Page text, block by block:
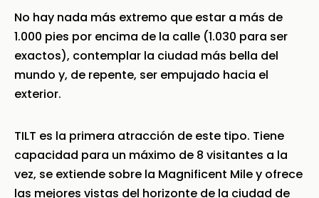
No hay nada más extremo que estar a más de
1.000 pies por encima de la calle (1.030 para ser
exactos), contemplar la ciudad más bella del
mundo y, de repente, ser empujado hacia el
exterior.
TILT es la primera atracción de este tipo. Tiene
capacidad para un máximo de 8 visitantes a la
vez, se extiende sobre la Magnificent Mile y ofrece
las mejores vistas del horizonte de la ciudad de